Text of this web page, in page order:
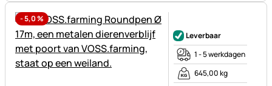
-5,0%
Leverbaar
1 - 5 werkdagen
645,00 kg